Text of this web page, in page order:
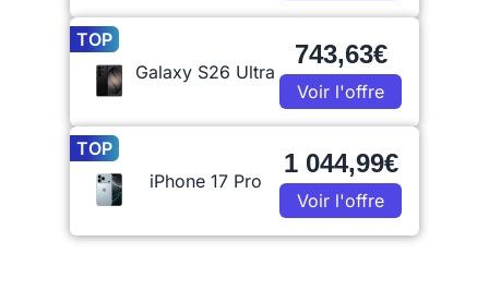
TOP
Galaxy S26 Ultra
743,63€
Voir l'offre
TOP
iPhone 17 Pro
1 044,99€
Voir l'offre